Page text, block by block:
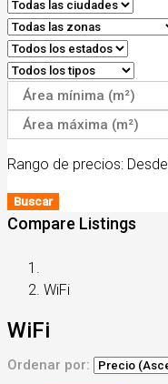
Rango de precios: Desde
Buscar
Compare Listings
WiFi
WiFi
Ordenar por: